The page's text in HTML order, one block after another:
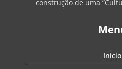
construção de uma
Início